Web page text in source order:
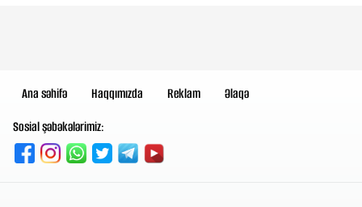
Ana səhifə Haqqımızda Reklam
Əlaqə
Sosial şəbəkələrimiz: